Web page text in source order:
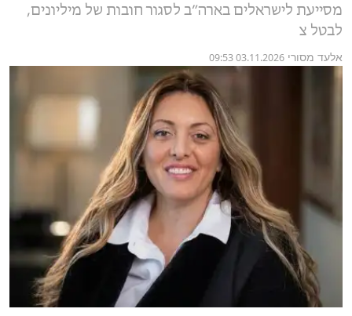
מסייעת לישראלים בארה״ב לסגור חובות של מיליונים,
לבטל צ
אלעד מסורי 03.11.2026 09:53